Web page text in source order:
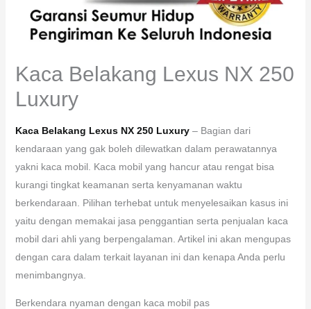
Kaca Belakang Lexus NX 250
Luxury
Kaca Belakang Lexus NX 250 Luxury – Bagian dari
kendaraan yang gak boleh dilewatkan dalam perawatannya
yakni kaca mobil. Kaca mobil yang hancur atau rengat bisa
kurangi tingkat keamanan serta kenyamanan waktu
berkendaraan. Pilihan terhebat untuk menyelesaikan kasus ini
yaitu dengan memakai jasa penggantian serta penjualan kaca
mobil dari ahli yang berpengalaman. Artikel ini akan mengupas
dengan cara dalam terkait layanan ini dan kenapa Anda perlu
menimbangnya.
Berkendara nyaman dengan kaca mobil pas